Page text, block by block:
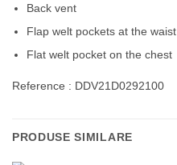
Back vent
Flap welt pockets at the waist
Flat welt pocket on the chest
Reference : DDV21D0292100
PRODUSE SIMILARE